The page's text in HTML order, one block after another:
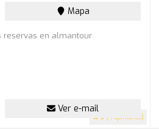
5 (4 opiniones)
Mapa
reservas en almantour
Ver e-mail